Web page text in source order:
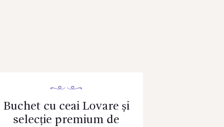
Buchet cu ceai Lovare și
selecție premium de